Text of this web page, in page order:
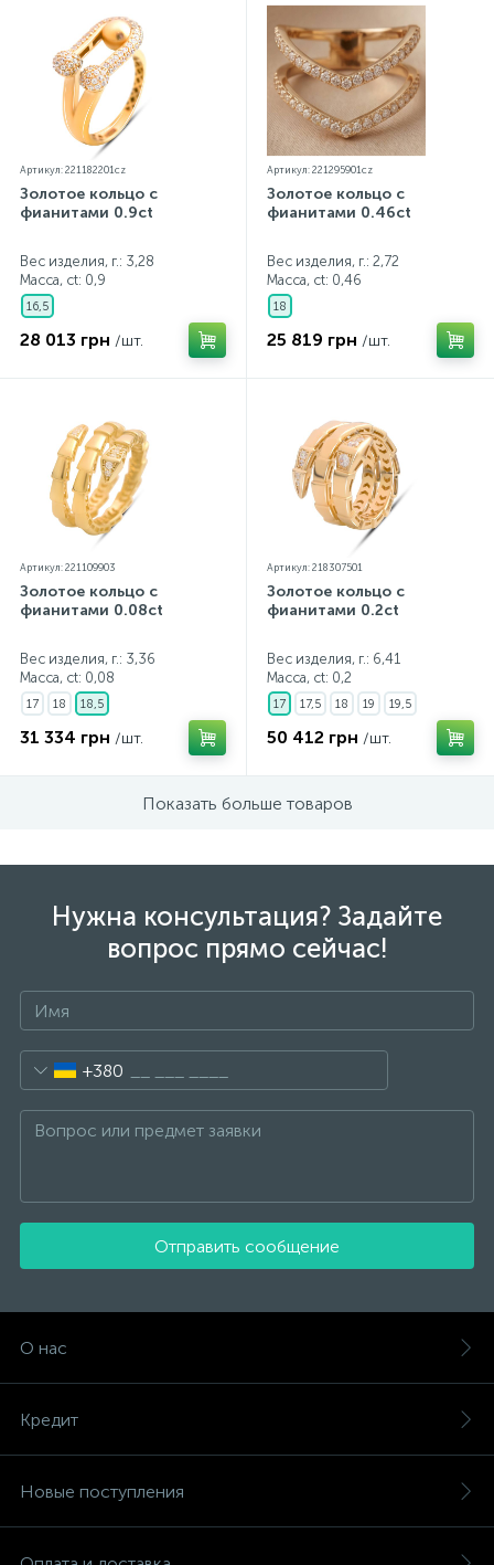
Артикул: 221182201cz
Золотое кольцо с
фианитами 0.9ct
Вес изделия, г.: 3,28
Масса, ct: 0,9
16,5
28 013 грн /шт.
Артикул: 221295901cz
Золотое кольцо с
фианитами 0.46ct
Вес изделия, г.: 2,72
Масса, ct: 0,46
18
25 819 грн /шт.
Артикул: 221109903
Золотое кольцо с
фианитами 0.08ct
Вес изделия, г.: 3,36
Масса, ct: 0,08
17 18 18,5
31 334 грн /шт.
Артикул: 218307501
Золотое кольцо с
фианитами 0.2ct
Вес изделия, г.: 6,41
Масса, ct: 0,2
17 17,5 18 19 19,5
50 412 грн /шт.
Показать больше товаров
Нужна консультация? Задайте
вопрос прямо сейчас!
+380
Отправить сообщение
О нас
Кредит
Новые поступления